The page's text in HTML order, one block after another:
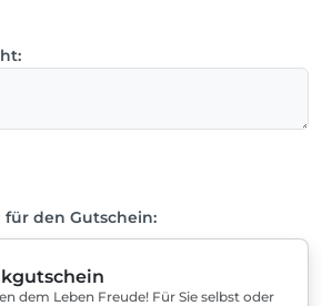
den Gutschein:
dem Leben Freude! Für Sie selbst oder